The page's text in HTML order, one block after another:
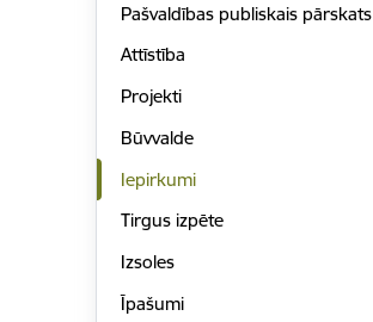
Pašvaldības publiskais pārskats
Attīstība
Projekti
Būvvalde
Iepirkumi
Tirgus izpēte
Izsoles
Īpašumi